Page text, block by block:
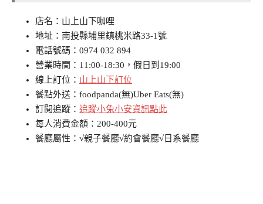
店名：山上山下咖哩
地址：南投縣埔里鎮桃米路33-1號
電話號碼：0974 032 894
營業時間：11:00-18:30，假日到19:00
線上訂位： 山上山下訂位
餐點外送：foodpanda(無)Uber Eats(無)
訂閱追蹤： 追蹤小兔小安資訊點此
每人消費金額：200-400元
餐廳屬性：√親子餐廳√約會餐廳√日系餐廳